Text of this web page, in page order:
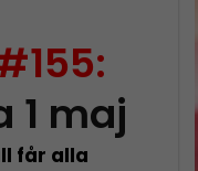
1 maj
får alla